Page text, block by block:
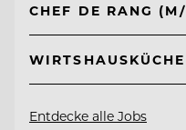
CHEF DE RANG
Entdecke alle Jobs